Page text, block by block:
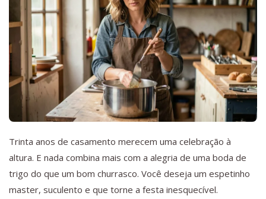
Trinta anos de casamento merecem uma celebração à
altura. E nada combina mais com a alegria de uma boda de
trigo do que um bom churrasco. Você deseja um espetinho
master, suculento e que torne a festa inesquecível.